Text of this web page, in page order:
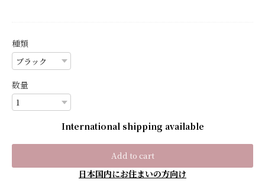
種類
数量
International shipping available
Add to cart
日本国内にお住まいの方向け